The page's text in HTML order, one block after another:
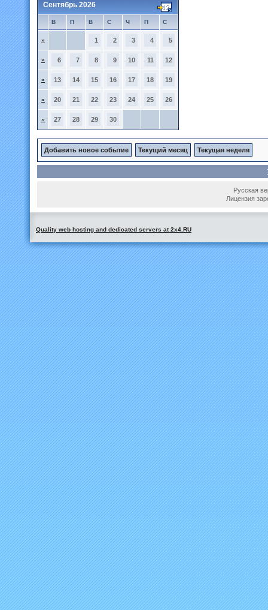
Сентябрь 2026
В П В С Ч П С
» 1 2 3 4 5
» 6 7 8 9 10 11 12
» 13 14 15 16 17 18 19
» 20 21 22 23 24 25 26
» 27 28 29 30
Добавить новое событие Текущий месяц Текущая неделя
Русская
Лицензия
Quality web hosting and dedicated servers at 2x4.RU